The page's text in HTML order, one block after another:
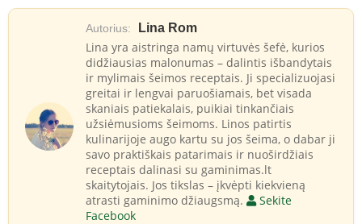
Autorius: Lina Rom
Lina yra aistringa namų virtuvės šefė, kurios
didžiausias malonumas – dalintis išbandytais
ir mylimais šeimos receptais. Ji specializuojasi
greitai ir lengvai paruošiamais, bet visada
skaniais patiekalais, puikiai tinkančiais
užsiėmusioms šeimoms. Linos patirtis
kulinarijoje augo kartu su jos šeima, o dabar ji
savo praktiškais patarimais ir nuoširdžiais
receptais dalinasi su gaminimas.lt
skaitytojais. Jos tikslas – įkvėpti kiekvieną
atrasti gaminimo džiaugsmą.
Sekite
Facebook